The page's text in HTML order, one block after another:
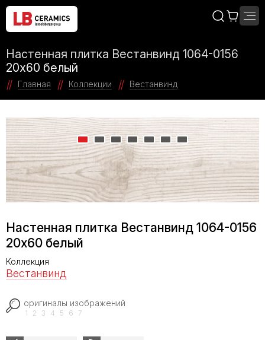
Настенная плитка Вестанвинд 1064-0156
20x60 белый
Главная Коллекции Вестанвинд
Настенная плитка Вестанвинд 1064-0156
20x60 белый
Коллекция
Вестанвинд
оригиналы изображений
1 2 3 4 5 6 7